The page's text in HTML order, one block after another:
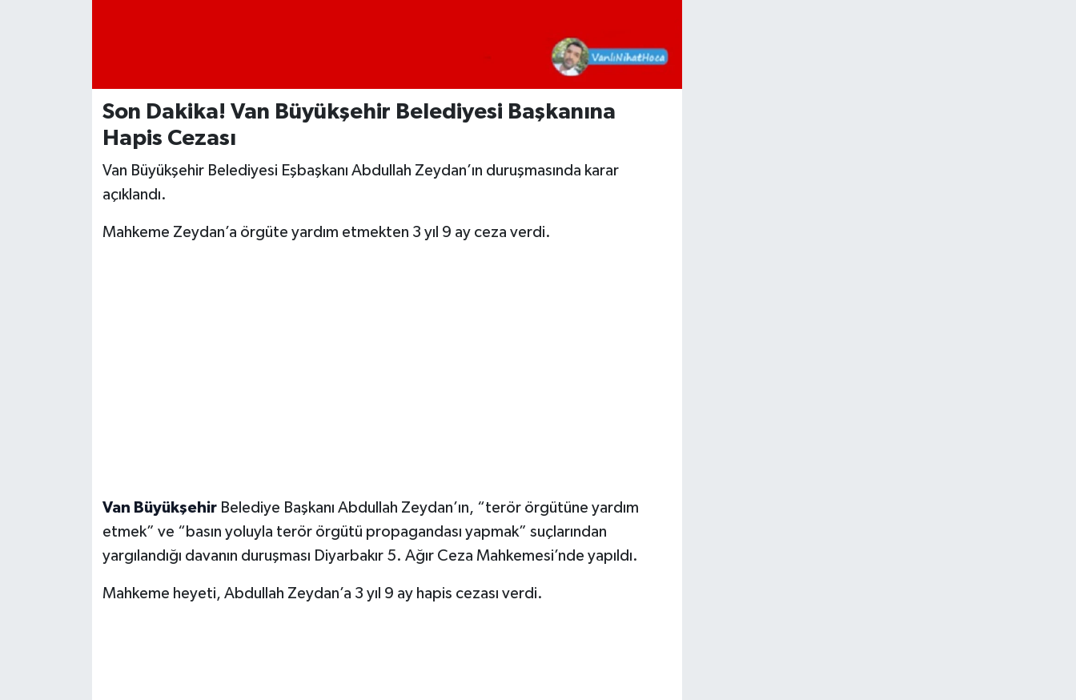
Son Dakika! Van Büyükşehir Belediyesi Başkanına
Hapis Cezası
Van Büyükşehir Belediyesi Eşbaşkanı Abdullah Zeydan’ın duruşmasında karar
açıklandı.
Mahkeme Zeydan’a örgüte yardım etmekten 3 yıl 9 ay ceza verdi.
Van Büyükşehir Belediye Başkanı Abdullah Zeydan’ın, “terör örgütüne yardım
etmek” ve “basın yoluyla terör örgütü propagandası yapmak” suçlarından
yargılandığı davanın duruşması Diyarbakır 5. Ağır Ceza Mahkemesi’nde yapıldı.
Mahkeme heyeti, Abdullah Zeydan’a 3 yıl 9 ay hapis cezası verdi.